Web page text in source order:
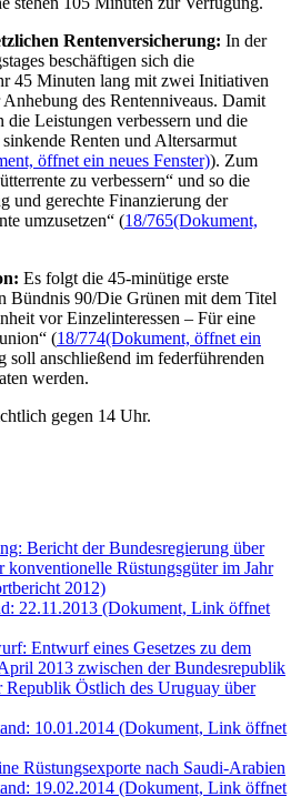
Rentenversicherung: In der
beschäftigen sich die
45 Minuten lang mit zwei Initiativen
des Rentenniveaus. Damit
Leistungen verbessern und die
Renten und Altersarmut
öffnet ein neues Fenster)). Zum
zu verbessern“ und so die
und gerechte Finanzierung der
umzusetzen“ (18/765(Dokument,
Es folgt die 45-minütige erste
Bündnis 90/Die Grünen mit dem Titel
vor Einzelinteressen – Für eine
(18/774(Dokument, öffnet ein
soll anschließend im federführenden
werden.
gegen 14 Uhr.
Bericht der Bundesregierung über
Rüstungsgüter im Jahr
2012)
22.11.2013 (Dokument, Link öffnet
Entwurf eines Gesetzes zu dem
2013 zwischen der Bundesrepublik
Republik Östlich des Uruguay über
10.01.2014 (Dokument, Link öffnet
Rüstungsexporte nach Saudi-Arabien
19.02.2014 (Dokument, Link öffnet